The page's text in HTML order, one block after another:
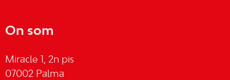
On som
Miracle 1, 2n pis
07002 Palma